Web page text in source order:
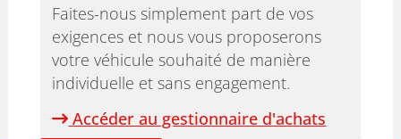
Faites-nous simplement part de vos
exigences et nous vous proposerons
votre véhicule souhaité de manière
individuelle et sans engagement.
Accéder au gestionnaire d'achats